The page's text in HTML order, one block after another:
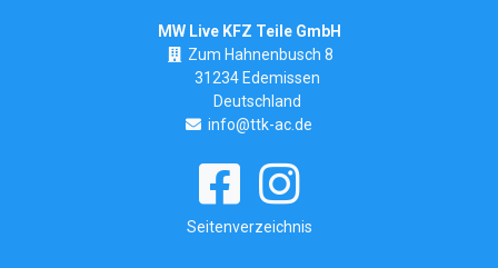
MW Live KFZ Teile GmbH
Zum Hahnenbusch 8
31234 Edemissen
Deutschland
info@ttk-ac.de
Seitenverzeichnis